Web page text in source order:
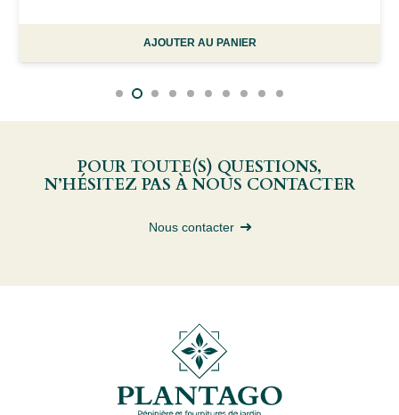
AJOUTER AU PANIER
POUR TOUTE(S) QUESTIONS,
N’HÉSITEZ PAS À NOUS CONTACTER
Nous contacter